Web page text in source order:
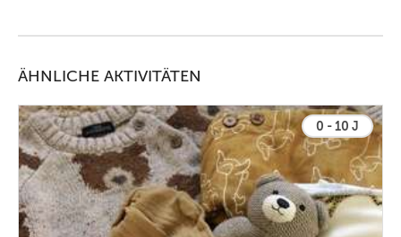
ÄHNLICHE AKTIVITÄTEN
0 - 10 J